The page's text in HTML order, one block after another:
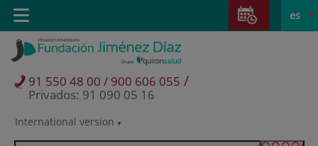
Saltar al contenido
Saltar
contenido
Selector
activo
es
International version
91 550 48 00 / 900 606 055 /
Privados: 91 090 05 16
Toggle
navigation